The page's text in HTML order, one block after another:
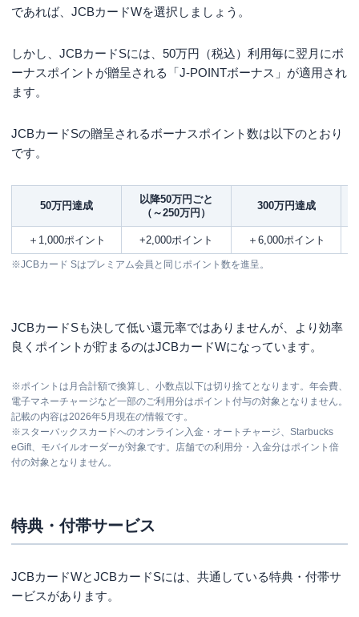
であれば、JCBカードWを選択しましょう。
しかし、JCBカードSには、50万円（税込）利用毎に翌月にボ
ーナスポイントが贈呈される「J-POINTボーナス」が適用され
ます。
JCBカードSの贈呈されるボーナスポイント数は以下のとおり
です。
50万円達成
以降50万円ごと
（～250万円）
300万円達成
＋1,000ポイント +2,000ポイント ＋6,000ポイント
※JCBカード Sはプレミアム会員と同じポイント数を進呈。
JCBカードSも決して低い還元率ではありませんが、より効率
良くポイントが貯まるのはJCBカードWになっています。
※ポイントは月合計額で換算し、小数点以下は切り捨てとなります。年会費、
電子マネーチャージなど一部のご利用分はポイント付与の対象となりません。
記載の内容は2026年5月現在の情報です。
※スターバックスカードへのオンライン入金・オートチャージ、Starbucks
eGift、モバイルオーダーが対象です。店舗での利用分・入金分はポイント倍
付の対象となりません。
特典・付帯サービス
JCBカードWとJCBカードSには、共通している特典・付帯サ
ービスがあります。